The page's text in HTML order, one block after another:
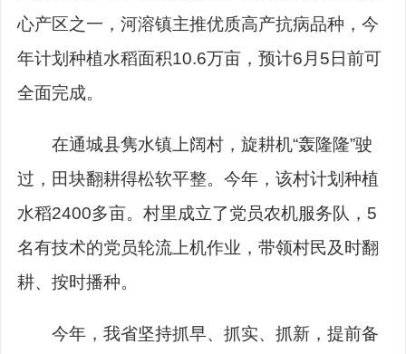
心产区之一，河溶镇主推优质高产抗病品种，今
年计划种植水稻面积10.6万亩，预计6月5日前可
全面完成。
在通城县隽水镇上阔村，旋耕机“轰隆隆”驶
过，田块翻耕得松软平整。今年，该村计划种植
水稻2400多亩。村里成立了党员农机服务队，5
名有技术的党员轮流上机作业，带领村民及时翻
耕、按时播种。
今年，我省坚持抓早、抓实、抓新，提前备